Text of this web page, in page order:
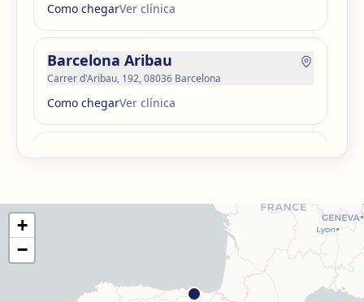
Como chegarVer clínica
Barcelona Aribau
Carrer d'Aribau, 192, 08036 Barcelona
Como chegarVer clínica
Barcelona Guinardó
Carrer dels Madrazo, 60-66, Sarrià-Sant Gervasi, 08006
+
−